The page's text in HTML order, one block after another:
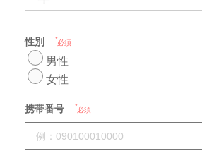
性別 必須
男性
女性
携帯番号 必須